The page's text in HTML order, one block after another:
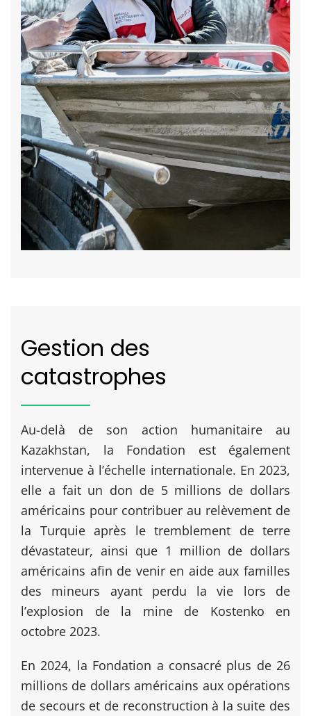
Gestion des
catastrophes
Au-delà de son action humanitaire au
Kazakhstan, la Fondation est également
intervenue à l’échelle internationale. En 2023,
elle a fait un don de 5 millions de dollars
américains pour contribuer au relèvement de
la Turquie après le tremblement de terre
dévastateur, ainsi que 1 million de dollars
américains afin de venir en aide aux familles
des mineurs ayant perdu la vie lors de
l’explosion de la mine de Kostenko en
octobre 2023.
En 2024, la Fondation a consacré plus de 26
millions de dollars américains aux opérations
de secours et de reconstruction à la suite des